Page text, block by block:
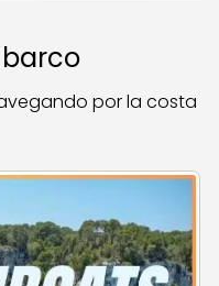
por la costa